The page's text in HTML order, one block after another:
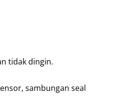
tidak dingin.
sambungan seal